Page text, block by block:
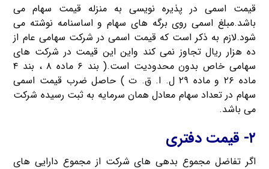
قیمت اسمی در پذیره نویسی به منزله قیمت سهام می
باشد.مبلغ اسمی روی برگه های سهام و اساسنامه نوشته می
شود.لازم به ذکر است که قیمت اسمی در شرکت سهامی عام از
ده هزار ریال تجاوز نمی کند واین این قیمت در شرکت های
سهامی خاص بدون محدودیت است.( بند ۶ ماده ۸ ، بند ۴
ماده ۲۶ و ماده ۲۹ ل. ا. ق. ت ) حاصل ضرب قیمت اسمی
سهام در تعداد سهام معادل همان سرمایه به ثبت رسیده شرکت
می باشد.
۲- قیمت دفتری
اگر تفاضل مجموع بدهی های شرکت از مجموع دارایی های